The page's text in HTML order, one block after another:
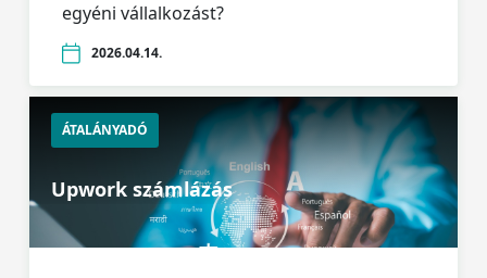
egyéni vállalkozást?
2026.04.14.
ÁTALÁNYADÓ
Upwork számlázás